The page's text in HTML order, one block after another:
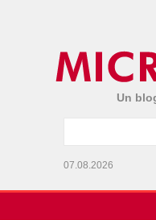
Un
07.08.2026